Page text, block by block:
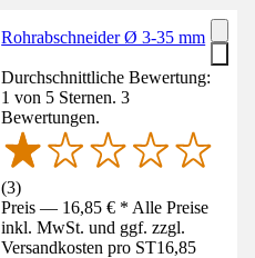
Rohrabschneider Ø 3-35 mm
Durchschnittliche Bewertung:
1 von 5 Sternen. 3
Bewertungen.
(3)
Preis — 16,85 € * Alle Preise
inkl. MwSt. und ggf. zzgl.
Versandkosten pro ST16,85